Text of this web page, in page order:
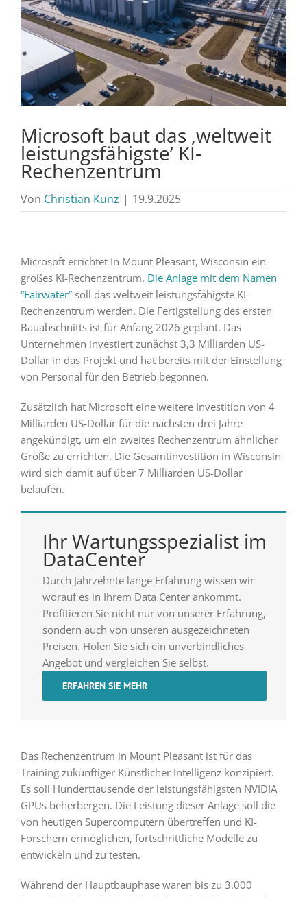
Microsoft baut das ‚weltweit
leistungsfähigste’ KI-
Rechenzentrum
Von Christian Kunz | 19.9.2025
Microsoft errichtet In Mount Pleasant, Wisconsin ein
großes KI-Rechenzentrum. Die Anlage mit dem Namen
“Fairwater”soll das weltweit leistungsfähigste KI-
Rechenzentrum werden. Die Fertigstellung des ersten
Bauabschnitts ist für Anfang 2026 geplant. Das
Unternehmen investiert zunächst 3,3 Milliarden US-
Dollar in das Projekt und hat bereits mit der Einstellung
von Personal für den Betrieb begonnen.
Zusätzlich hat Microsoft eine weitere Investition von 4
Milliarden US-Dollar für die nächsten drei Jahre
angekündigt, um ein zweites Rechenzentrum ähnlicher
Größe zu errichten. Die Gesamtinvestition in Wisconsin
wird sich damit auf über 7 Milliarden US-Dollar
belaufen.
Ihr Wartungsspezialist im
DataCenter
Durch Jahrzehnte lange Erfahrung wissen wir
worauf es in Ihrem Data Center ankommt.
Profitieren Sie nicht nur von unserer Erfahrung,
sondern auch von unseren ausgezeichneten
Preisen. Holen Sie sich ein unverbindliches
Angebot und vergleichen Sie selbst.
ERFAHREN SIE MEHR
Das Rechenzentrum in Mount Pleasant ist für das
Training zukünftiger Künstlicher Intelligenz konzipiert.
Es soll Hunderttausende der leistungsfähigsten NVIDIA
GPUs beherbergen. Die Leistung dieser Anlage soll die
von heutigen Supercomputern übertreffen und KI-
Forschern ermöglichen, fortschrittliche Modelle zu
entwickeln und zu testen.
Während der Hauptbauphase waren bis zu 3.000